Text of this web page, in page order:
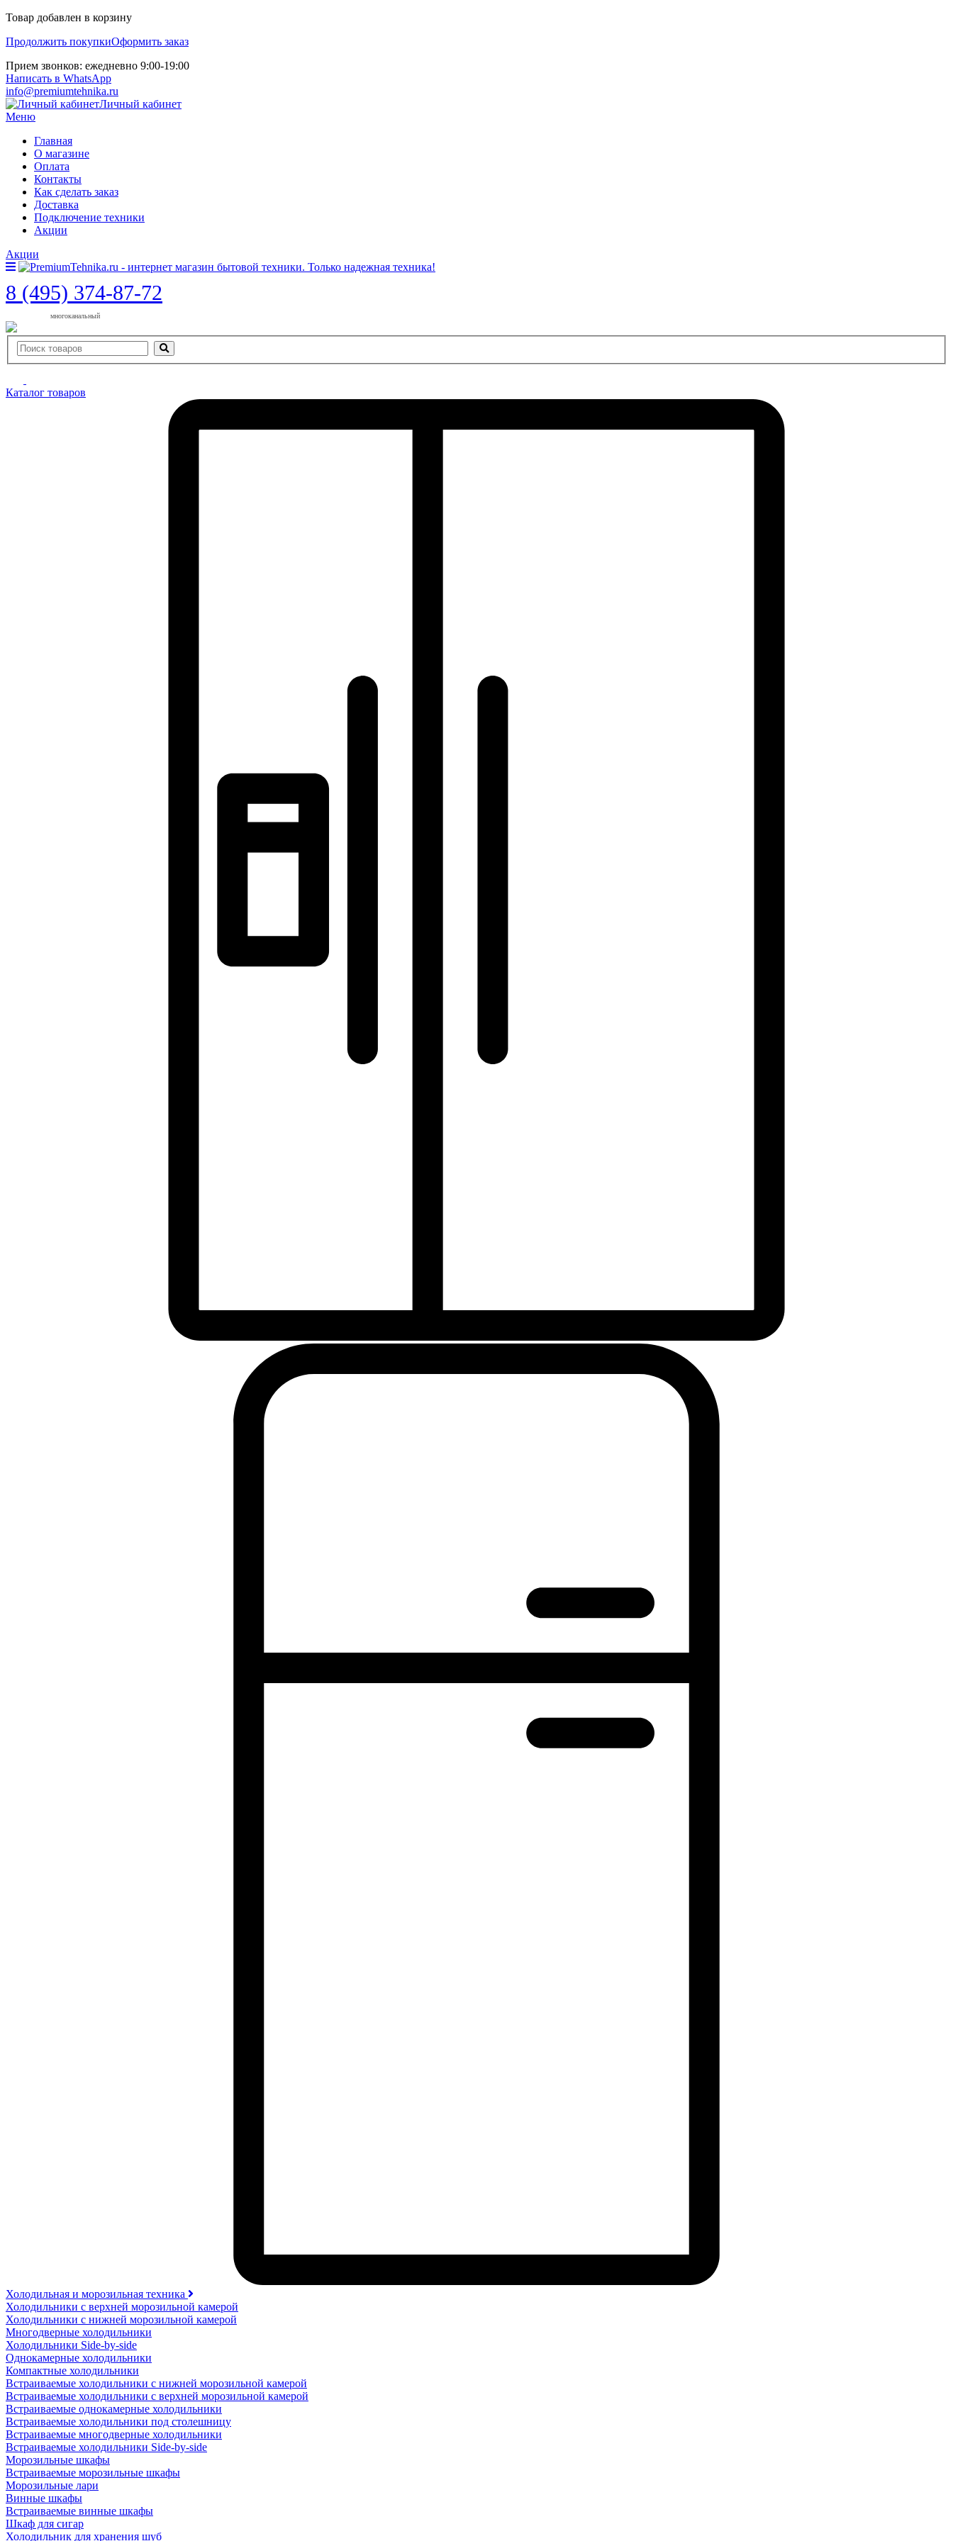
Товар добавлен в корзину
Продолжить покупкиОформить заказ
Прием звонков: ежедневно 9:00-19:00
Написать в WhatsApp
info@premiumtehnika.ru
Личный кабинет
Меню
Главная
О магазине
Оплата
Контакты
Как сделать заказ
Доставка
Подключение техники
Акции
Акции
8 (495) 374-87-72
многоканальный
Каталог товаров
Холодильная и морозильная техника
Холодильники с верхней морозильной камерой
Холодильники с нижней морозильной камерой
Многодверные холодильники
Холодильники Side-by-side
Однокамерные холодильники
Компактные холодильники
Встраиваемые холодильники с нижней морозильной камерой
Встраиваемые холодильники с верхней морозильной камерой
Встраиваемые однокамерные холодильники
Встраиваемые холодильники под столешницу
Встраиваемые многодверные холодильники
Встраиваемые холодильники Side-by-side
Морозильные шкафы
Встраиваемые морозильные шкафы
Морозильные лари
Винные шкафы
Встраиваемые винные шкафы
Шкаф для сигар
Холодильник для хранения шуб